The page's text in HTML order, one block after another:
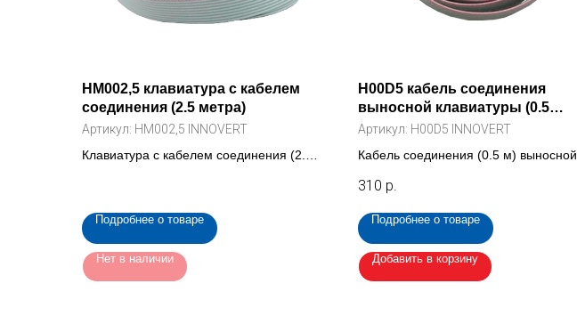
HM002,5 клавиатура с кабелем
соединения (2.5 метра)
Артикул: HM002,5 INNOVERT
Клавиатура с кабелем соединения (2.5
Подробнее о товаре
Нет в наличии
H00D5 кабель соединения
выносной клавиатуры (0.5
метра)
Артикул: H00D5 INNOVERT
Кабель соединения (0.5 м) выносной
(H00D5 INNOVERT)
310 р.
Подробнее о товаре
Добавить в корзину